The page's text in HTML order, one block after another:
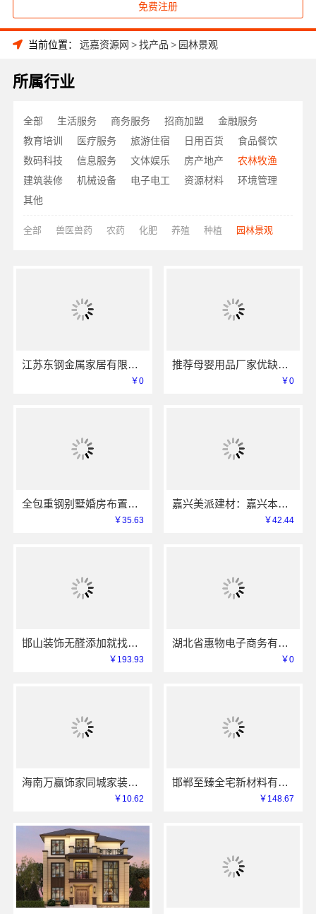
免费注册
当前位置： 远嘉资源网 >找产品 > 园林景观
所属行业
全部 生活服务 商务服务 招商加盟
金融服务
教育培训
医疗服务 旅游住宿 日用百货
食品餐饮
数码科技
信息服务 文体娱乐 房产地产
农林牧渔
建筑装修
机械设备 电子电工 资源材料
环境管理
其他
全部 兽医兽药 农药 化肥 养殖 种植 园林景观
江苏东钢金属家居有限公司屏风艺术漆价格
￥0
推荐母婴用品厂家优缺点-湖北省惠物电子商务有限公司
￥0
全包重钢别墅婚房布置中蓝建投北京建设有限公司四川
￥35.63
嘉兴美派建材：嘉兴本地家装服务专业施工靠谱商家
￥42.44
邯山装饰无醛添加就找邯郸至臻全宅新材料有限公司
￥193.93
湖北省惠物电子商务有限公司热门日常居家公司价格
￥0
海南万赢饰家同城家装免费勘测，上门规划更贴心
￥10.62
邯郸至臻全宅新材料有限公司助力武安焕新至臻
￥148.67